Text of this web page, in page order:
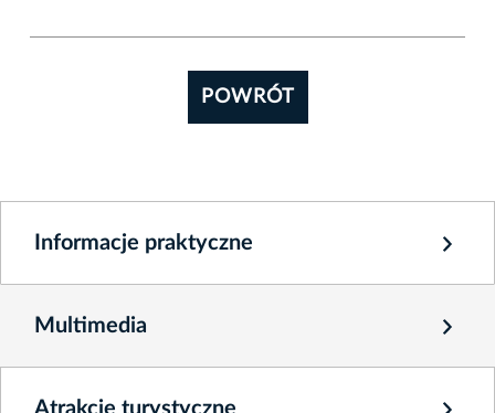
POWRÓT
Informacje praktyczne
Multimedia